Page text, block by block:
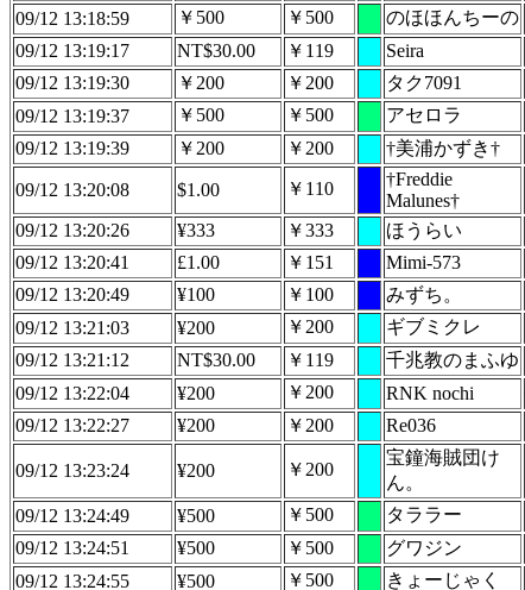
09/12 13:18:59
￥500 ￥500 のほほんちーの
09/12 13:19:17
NT$30.00 ￥119 Seira
09/12 13:19:30
￥200 ￥200 タク7091
09/12 13:19:37 ￥500 ￥500 アセロラ
09/12 13:19:39
￥200 ￥200 †美浦かずき†
09/12 13:20:08 $1.00 ￥110
†Freddie
Malunes†
09/12 13:20:26 ¥333 ￥333 ほうらい
09/12 13:20:41
£1.00 ￥151 Mimi-573
09/12 13:20:49 ¥100 ￥100 みずち。
09/12 13:21:03 ¥200 ￥200 ギブミクレ
09/12 13:21:12
NT$30.00 ￥119 千兆教のまふゆ
09/12 13:22:04
¥200 ￥200 RNK nochi
09/12 13:22:27
¥200 ￥200 Re036
09/12 13:23:24 ¥200 ￥200
宝鐘海賊団け
ん。
09/12 13:24:49 ¥500 ￥500 タララー
09/12 13:24:51
¥500 ￥500 グワジン
09/12 13:24:55
¥500 ￥500 きょーじゃく